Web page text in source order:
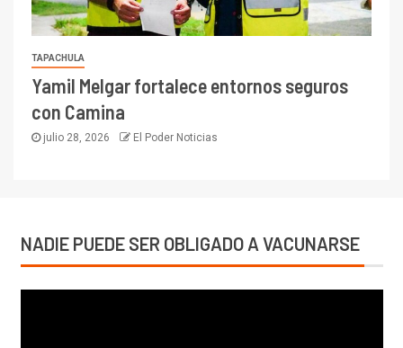
TAPACHULA
Yamil Melgar fortalece entornos seguros
con Camina
julio 28, 2026 El Poder Noticias
NADIE PUEDE SER OBLIGADO A VACUNARSE